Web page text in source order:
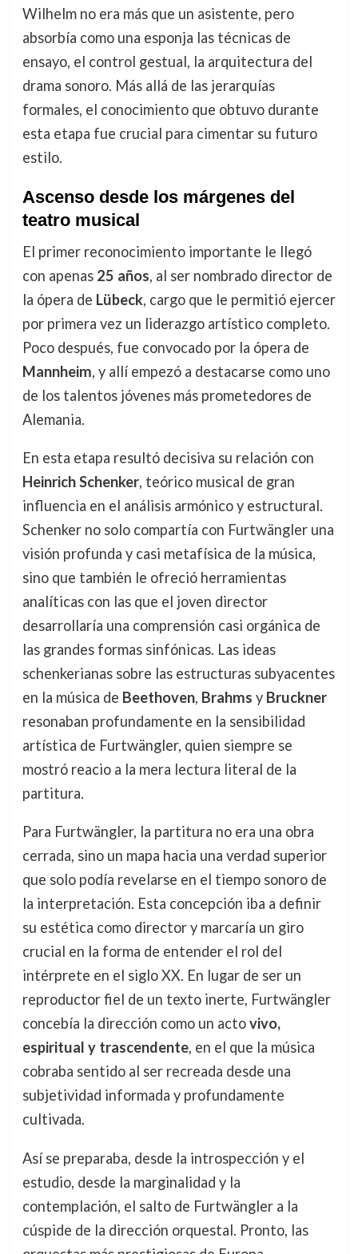
Wilhelm no era más que un asistente, pero
absorbía como una esponja las técnicas de
ensayo, el control gestual, la arquitectura del
drama sonoro. Más allá de las jerarquías
formales, el conocimiento que obtuvo durante
esta etapa fue crucial para cimentar su futuro
estilo.
Ascenso desde los márgenes del
teatro musical
El primer reconocimiento importante le llegó
con apenas 25 años, al ser nombrado director de
la ópera de Lübeck, cargo que le permitió ejercer
por primera vez un liderazgo artístico completo.
Poco después, fue convocado por la ópera de
Mannheim, y allí empezó a destacarse como uno
de los talentos jóvenes más prometedores de
Alemania.
En esta etapa resultó decisiva su relación con
Heinrich Schenker, teórico musical de gran
influencia en el análisis armónico y estructural.
Schenker no solo compartía con Furtwängler una
visión profunda y casi metafísica de la música,
sino que también le ofreció herramientas
analíticas con las que el joven director
desarrollaría una comprensión casi orgánica de
las grandes formas sinfónicas. Las ideas
schenkerianas sobre las estructuras subyacentes
en la música de Beethoven, Brahms y Bruckner
resonaban profundamente en la sensibilidad
artística de Furtwängler, quien siempre se
mostró reacio a la mera lectura literal de la
partitura.
Para Furtwängler, la partitura no era una obra
cerrada, sino un mapa hacia una verdad superior
que solo podía revelarse en el tiempo sonoro de
la interpretación. Esta concepción iba a definir
su estética como director y marcaría un giro
crucial en la forma de entender el rol del
intérprete en el siglo XX. En lugar de ser un
reproductor fiel de un texto inerte, Furtwängler
concebía la dirección como un actovivo,
espiritual y trascendente, en el que la música
cobraba sentido al ser recreada desde una
subjetividad informada y profundamente
cultivada.
Así se preparaba, desde la introspección y el
estudio, desde la marginalidad y la
contemplación, el salto de Furtwängler a la
cúspide de la dirección orquestal. Pronto, las